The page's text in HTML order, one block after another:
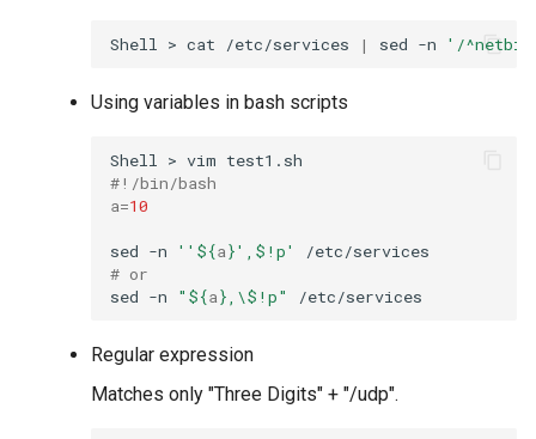
Shell > cat /etc/services | sed -n '/
Using variables in bash scripts
Shell > vim
#!/bin/bash
a=10
sed -n '' ${a}',$!p'
# or
sed -n " ${a} ,\$!p"
Regular expression
Matches only "Three Digits" + "/udp".